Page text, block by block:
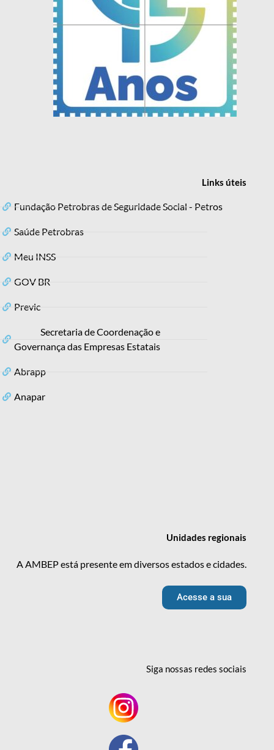
Linksúteis
Fundação Petrobras de Seguridade Social - Petros
Saúde Petrobras
Meu INSS
GOV BR
Previc
Secretaria de Coordenação e
Governança das Empresas Estatais
Abrapp
Anapar
Unidades regionais
A AMBEP está presente em diversos estados e cidades.
Acesse a sua
Siga nossas redessociais